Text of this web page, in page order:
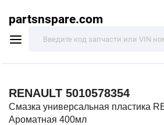
partsnspare.com
RENAULT 5010578354
Смазка универсальная пластика
Ароматная 400мл